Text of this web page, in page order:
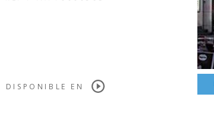
DISPONIBLE EN